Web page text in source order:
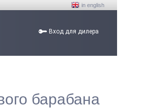
in english
Вход для дилера
барабана